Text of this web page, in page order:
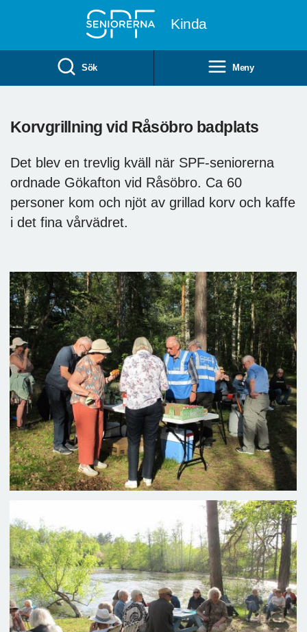
Kinda
Sök Meny
Korvgrillning vid Råsöbro badplats
Det blev en trevlig kväll när SPF-seniorerna
ordnade Gökafton vid Råsöbro. Ca 60
personer kom och njöt av grillad korv och kaffe
i det fina vårvädret.